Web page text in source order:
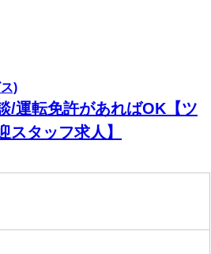
)
/運転免許があればOK【ツ
スタッフ求人】